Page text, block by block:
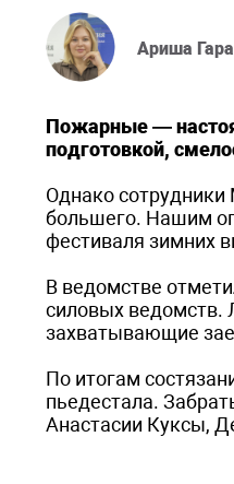
Ариша
Пожарные —
подготовкой,
Однако
большего. Нашим
фестиваля зимних
В ведомстве
силовых ведомств.
захватывающие
По итогам
пьедестала.
Анастасии Куксы,